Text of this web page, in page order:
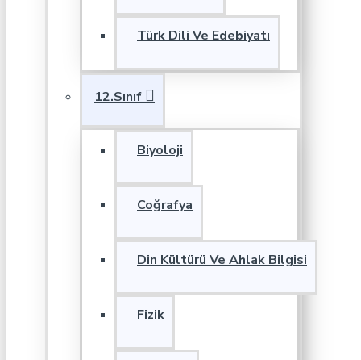
Türk Dili Ve Edebiyatı
12.Sınıf
Biyoloji
Coğrafya
Din Kültürü Ve Ahlak Bilgisi
Fizik